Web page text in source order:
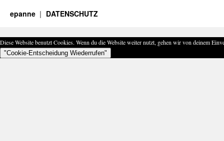
epanne DATENSCHUTZ
Diese Website benutzt Cookies. Wenn du die Website weiter nutzt, gehen wir von deinem
"Cookie-Entscheidung Wiederrufen"